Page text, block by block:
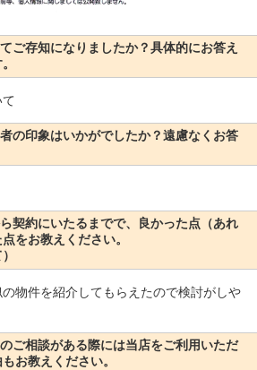
ご存知になりましたか？具体的にお答え
の印象はいかがでしたか？遠慮なくお答
契約にいたるまでで、良かった点（あれ
をお教えください。
物件を紹介してもらえたので検討がしや
ご相談がある際には当店をご利用いただ
お教えください。